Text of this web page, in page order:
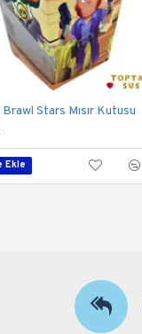
Stars Mısır Kutusu
Ekle